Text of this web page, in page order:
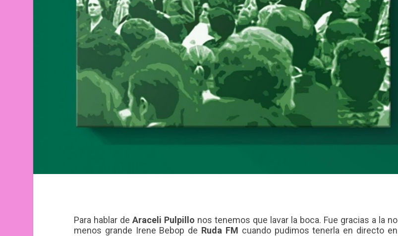
Para hablar de Araceli Pulpillo nos tenemos que lavar la boca. Fue gracias a la no
menos grande Irene Bebop de Ruda FM cuando pudimos tenerla en directo en